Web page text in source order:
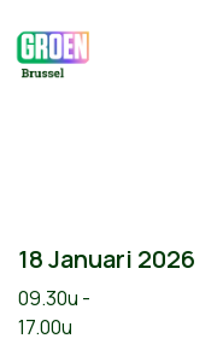
18 Januari 2026
09.30u -
17.00u